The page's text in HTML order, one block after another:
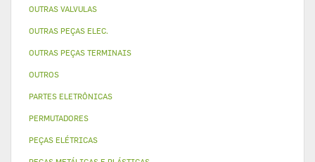
OUTRAS VALVULAS
OUTRAS PEÇAS ELEC.
OUTRAS PEÇAS TERMINAIS
OUTROS
PARTES ELETRÔNICAS
PERMUTADORES
PEÇAS ELÉTRICAS